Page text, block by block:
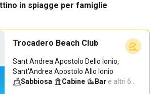
in spiagge per famiglie
Trocadero Beach Club
Sant Andrea Apostolo Dello Ionio,
Sant'Andrea Apostolo Allo Ionio
Sabbiosa· Cabine· Bar·e altri 6…